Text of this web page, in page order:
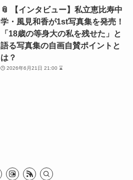
📎 【インタビュー】私立恵比寿中
学・風見和香が1st写真集を発売！
「18歳の等身大の私を残せた」と
語る写真集の自画自賛ポイントと
は？
2026年6月21日 21:00 ⌛